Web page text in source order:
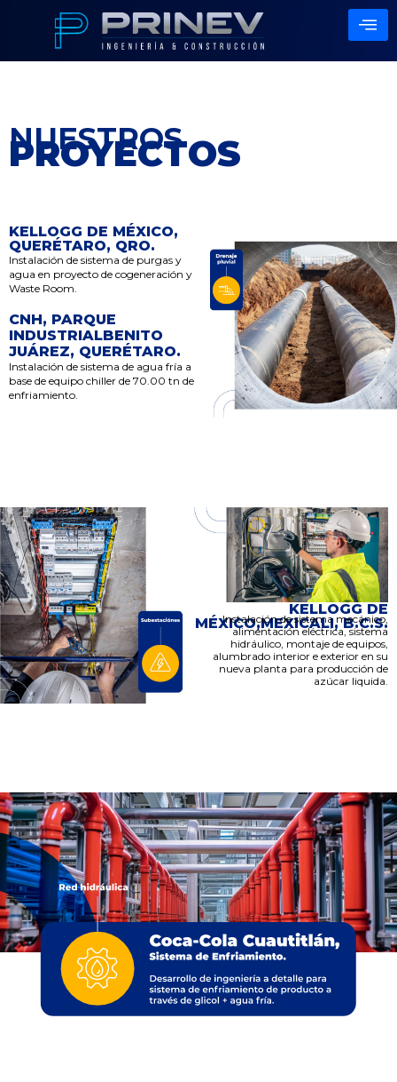
NUESTROS
PROYECTOS
KELLOGG DE MÉXICO,
QUERÉTARO, QRO.
Instalación de sistema de purgas y
agua en proyecto de cogeneración y
Waste Room.
CNH, PARQUE
INDUSTRIALBENITO
JUÁREZ, QUERÉTARO.
Instalación de sistema de agua fría a
base de equipo chiller de 70.00 tn de
enfriamiento.
KELLOGG DE
MÉXICO,MEXICALI, B.C.S.
Instalación de sistema mecánico,
alimentación eléctrica, sistema
hidráulico, montaje de equipos,
alumbrado interior e exterior en su
nueva planta para producción de
azúcar liquida.